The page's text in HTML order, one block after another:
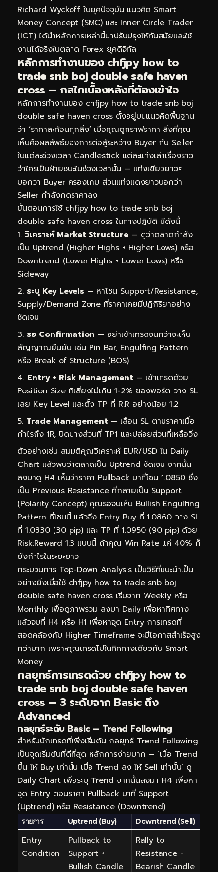
Richard Wyckoff ในยุคปัจจุบัน แนวคิด Smart
Money Concept (SMC) และ Inner Circle Trader
(ICT) ได้นำหลักการเหล่านี้มาปรับปรุงให้ทันสมัยและใช้
งานได้จริงในตลาด Forex ยุคดิจิทัล
หลักการทำงานของ chfjpy how to
trade snb boj double safe haven
cross — กลไกเบื้องหลังที่ต้องเข้าใจ
หลักการทำงานของ chfjpy how to trade snb boj
double safe haven cross ตั้งอยู่บนแนวคิดพื้นฐาน
ว่า ‘ราคาสะท้อนทุกสิ่ง’ เมื่อคุณดูกราฟราคา สิ่งที่คุณ
เห็นคือผลลัพธ์ของการต่อสู้ระหว่าง Buyer กับ Seller
ในแต่ละช่วงเวลา Candlestick แต่ละแท่งเล่าเรื่องราว
ว่าใครเป็นฝ่ายชนะในช่วงเวลานั้น — แท่งเขียวยาวๆ
บอกว่า Buyer ครองเกม ส่วนแท่งแดงยาวบอกว่า
Seller กำลังกดราคาลง
ขั้นตอนการใช้ chfjpy how to trade snb boj
double safe haven cross ในทางปฏิบัติ มีดังนี้
วิเคราะห์ Market Structure — ดูว่าตลาดกำลัง
เป็น Uptrend (Higher Highs + Higher Lows) หรือ
Downtrend (Lower Highs + Lower Lows) หรือ
Sideway
ระบุ Key Levels — หาโซน Support/Resistance,
Supply/Demand Zone ที่ราคาเคยมีปฏิกิริยาอย่าง
ชัดเจน
รอ Confirmation — อย่าเข้าเทรดจนกว่าจะเห็น
สัญญาณยืนยัน เช่น Pin Bar, Engulfing Pattern
หรือ Break of Structure (BOS)
Entry + Risk Management — เข้าเทรดด้วย
Position Size ที่เสี่ยงไม่เกิน 1-2% ของพอร์ต วาง SL
เลย Key Level และตั้ง TP ที่ R:R อย่างน้อย 1:2
Trade Management — เลื่อน SL ตามราคาเมื่อ
กำไรถึง 1R, ปิดบางส่วนที่ TP1 และปล่อยส่วนที่เหลือวิ่ง
ตัวอย่างเช่น สมมติคุณวิเคราะห์ EUR/USD ใน Daily
Chart แล้วพบว่าตลาดเป็น Uptrend ชัดเจน จากนั้น
ลงมาดู H4 เห็นว่าราคา Pullback มาที่โซน 1.0850 ซึ่ง
เป็น Previous Resistance ที่กลายเป็น Support
(Polarity Concept) คุณรอจนเห็น Bullish Engulfing
Pattern ที่โซนนี้ แล้วจึง Entry Buy ที่ 1.0860 วาง SL
ที่ 1.0830 (30 pip) และ TP ที่ 1.0950 (90 pip) ด้วย
Risk:Reward 1:3 แบบนี้ ถ้าคุณ Win Rate แค่ 40% ก็
ยังกำไรในระยะยาว
กระบวนการ Top-Down Analysis เป็นวิธีที่แนะนำเป็น
อย่างยิ่งเมื่อใช้ chfjpy how to trade snb boj
double safe haven cross เริ่มจาก Weekly หรือ
Monthly เพื่อดูภาพรวม ลงมา Daily เพื่อหาทิศทาง
แล้วจบที่ H4 หรือ H1 เพื่อหาจุด Entry การเทรดที่
สอดคล้องกับ Higher Timeframe จะมีโอกาสสำเร็จสูง
กว่ามาก เพราะคุณเทรดไปในทิศทางเดียวกับ Smart
Money
กลยุทธ์การเทรดด้วย chfjpy how to
trade snb boj double safe haven
cross — 3 ระดับจาก Basic ถึง
Advanced
กลยุทธ์ระดับ Basic — Trend Following
สำหรับนักเทรดที่เพิ่งเริ่มต้น กลยุทธ์ Trend Following
เป็นจุดเริ่มต้นที่ดีที่สุด หลักการง่ายมาก — ‘เมื่อ Trend
ขึ้น ให้ Buy เท่านั้น เมื่อ Trend ลง ให้ Sell เท่านั้น’ ดู
Daily Chart เพื่อระบุ Trend จากนั้นลงมา H4 เพื่อหา
จุด Entry ตอนราคา Pullback มาที่ Support
(Uptrend) หรือ Resistance (Downtrend)
รายการ Uptrend (Buy) Downtrend (Sell)
Entry
Condition
Pullback to
Support +
Bullish Candle
Rally to
Resistance +
Bearish Candle